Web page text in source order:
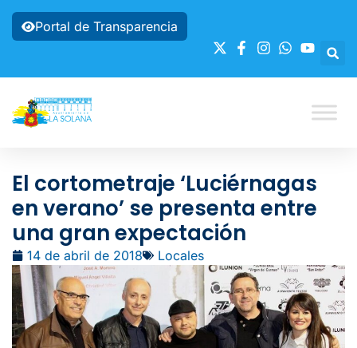
Portal de Transparencia
El cortometraje ‘Luciérnagas
en verano’ se presenta entre
una gran expectación
14 de abril de 2018 Locales